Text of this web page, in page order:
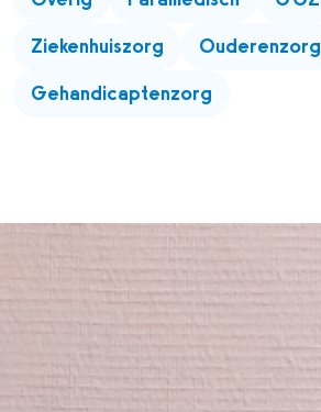
Ziekenhuiszorg
Ouderenzorg
Gehandicaptenzorg